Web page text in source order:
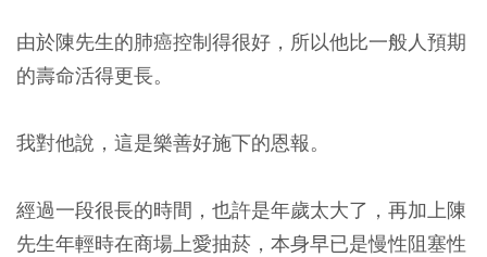
由於陳先生的肺癌控制得很好，所以他比一般人預期
的壽命活得更長。
我對他說，這是樂善好施下的恩報。
經過一段很長的時間，也許是年歲太大了，再加上陳
先生年輕時在商場上愛抽菸，本身早已是慢性阻塞性